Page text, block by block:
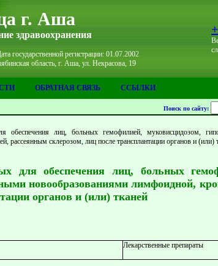
г. Аша
здравоохранения
государственной регистрации: 01.07.2002
область, г. Аша, ул. Некрасова, 19
ОБРАТНАЯ СВЯЗЬ
ССЫЛКИ
обеспечения лиц, больных гемофилией, муковисцидозом,
склерозом, лиц после трансплантации органов и (или)
для обеспечения лиц, больных
новообразованиями лимфоидной,
органов и (или) тканей
Лекарственные препараты
Поиск по сайту: